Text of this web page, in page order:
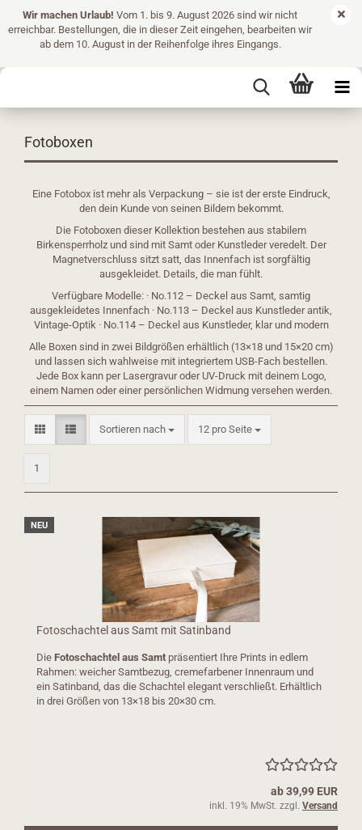
Wir machen Urlaub! Vom 1. bis 9. August 2026 sind wir nicht
erreichbar. Bestellungen, die in dieser Zeit eingehen, bearbeiten wir
ab dem 10. August in der Reihenfolge ihres Eingangs.
Fotoboxen
Eine Fotobox ist mehr als Verpackung – sie ist der erste Eindruck,
den dein Kunde von seinen Bildern bekommt.
Die Fotoboxen dieser Kollektion bestehen aus stabilem
Birkensperrholz und sind mit Samt oder Kunstleder veredelt. Der
Magnetverschluss sitzt satt, das Innenfach ist sorgfältig
ausgekleidet. Details, die man fühlt.
Verfügbare Modelle: · No.112 – Deckel aus Samt, samtig
ausgekleidetes Innenfach · No.113 – Deckel aus Kunstleder antik,
Vintage-Optik · No.114 – Deckel aus Kunstleder, klar und modern
Alle Boxen sind in zwei Bildgrößen erhältlich (13×18 und 15×20 cm)
und lassen sich wahlweise mit integriertem USB-Fach bestellen.
Jede Box kann per Lasergravur oder UV-Druck mit deinem Logo,
einem Namen oder einer persönlichen Widmung versehen werden.
Sortieren nach
Sortieren nach 12 pro Seite
pro Seite
1
NEU
Fotoschachtel aus Samt mit Satinband
Die Fotoschachtel aus Samt präsentiert Ihre Prints in edlem
Rahmen: weicher Samtbezug, cremefarbener Innenraum und
ein Satinband, das die Schachtel elegant verschließt. Erhältlich
in drei Größen von 13×18 bis 20×30 cm.
ab 39,99 EUR
inkl. 19% MwSt. zzgl. Versand